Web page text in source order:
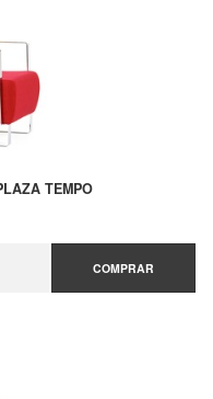
TEMPO
COMPRAR